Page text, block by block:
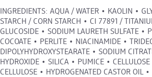
INGREDIENTS: AQUA / WATER • KAOLIN •
STARCH / CORN STARCH • CI 77891 /
GLUCOSIDE • SODIUM LAURETH SULFATE •
COCOATE • PERLITE • NIACINAMIDE •
DIPOLYHYDROXYSTEARATE • SODIUM
HYDROXIDE • SILICA • PUMICE •
CELLULOSE • HYDROGENATED CASTOR OIL